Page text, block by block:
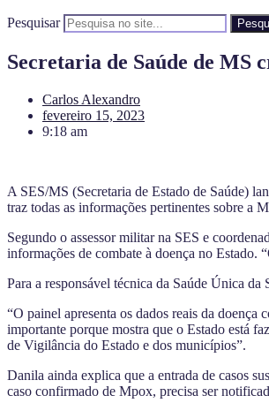
Pesquisar
Secretaria de Saúde de MS
Carlos Alexandro
fevereiro 15, 2023
9:18 am
A SES/MS (Secretaria de Estado de Saúde)
traz todas as informações pertinentes sobre a
Segundo o assessor militar na SES e
informações de combate à doença no Estado.
Para a responsável técnica da Saúde Única
“O painel apresenta os dados reais da
importante porque mostra que o Estado está
de Vigilância do Estado e dos municípios”.
Danila ainda explica que a entrada de casos
caso confirmado de Mpox, precisa ser